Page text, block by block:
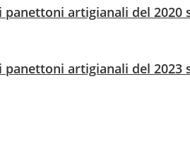
artigianali del 2020
artigianali del 2023